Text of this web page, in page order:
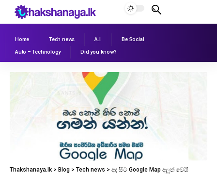
Home Tech news A.I.
Be Social
Auto – Technology
Did you know?
Thakshanaya.lk > Blog > Tech news > අද සිට Google Map අලුත් වෙයි